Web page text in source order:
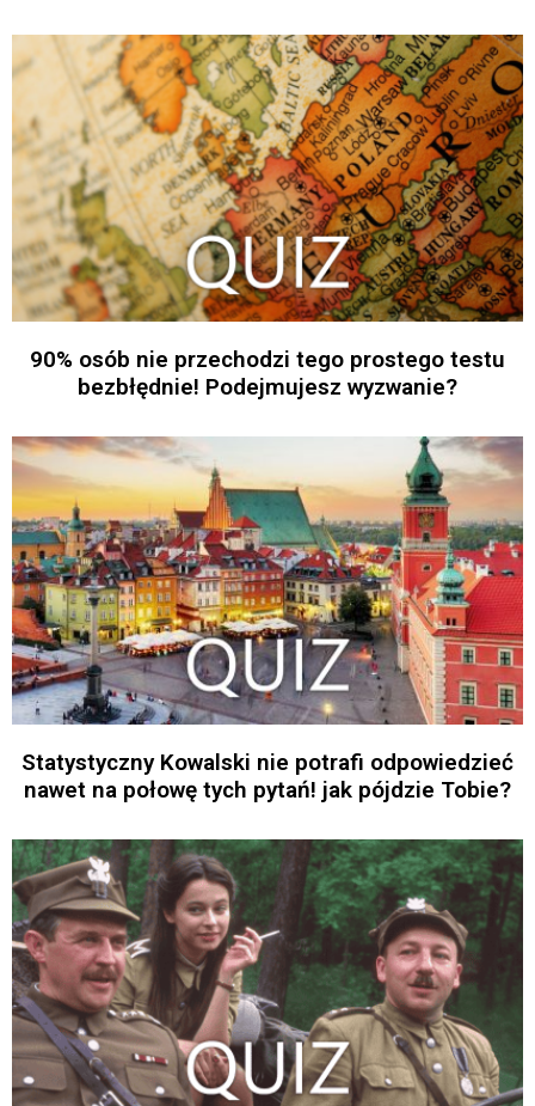
90% osób nie przechodzi tego prostego testu
bezbłędnie! Podejmujesz wyzwanie?
Statystyczny Kowalski nie potrafi odpowiedzieć
nawet na połowę tych pytań! jak pójdzie Tobie?